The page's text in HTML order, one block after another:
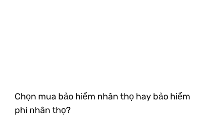
Chọn mua bảo hiểm nhân thọ hay bảo hiểm
phi nhân thọ?